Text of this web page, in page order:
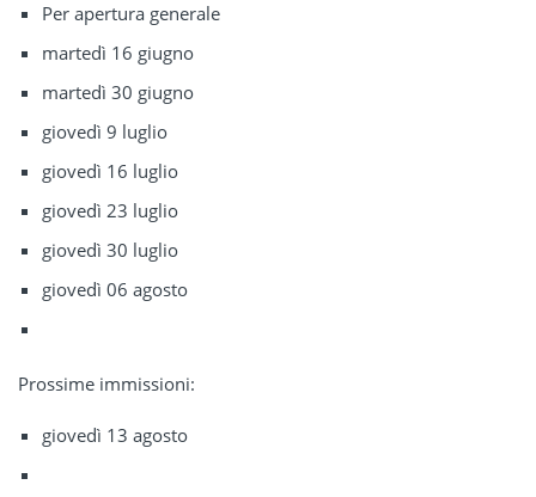
Per apertura generale
martedì 16 giugno
martedì 30 giugno
giovedì 9 luglio
giovedì 16 luglio
giovedì 23 luglio
giovedì 30 luglio
giovedì 06 agosto
Prossime immissioni:
giovedì 13 agosto